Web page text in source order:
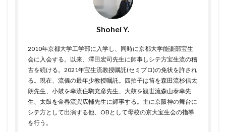
Shohei Y.
2010年京都大学工学部に入学し、同時に京都大学能楽部宝生
会に入会する。以来、澤田宏司先生に師事しシテ方宝生流の稽
古を続ける。2021年宝生流教授嘱託(セミプロ)の免状を許され
る。現在、流儀の最年少教授嘱託。四拍子は笛を森田流杉信太
朗先生、小鼓を幸流住駒充彦先生、大鼓を観世流森山泰幸先
生、太鼓を金春流巽広輔先生に師事する。主に京阪神の舞台に
シテ方として出演する他、OBとして母校の京大宝生会の指導
を行う。